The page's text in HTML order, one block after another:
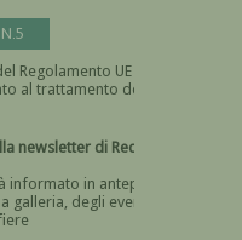
Regolamento UE n.
dei
Devi dare il consenso
di Recta
informato in anteprima
galleria, degli eventi